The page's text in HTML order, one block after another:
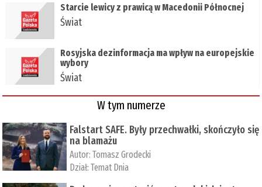
Starcie lewicy z prawicą w Macedonii Północnej
Świat
Rosyjska dezinformacja ma wpływ na europejskie
wybory
Świat
W tym numerze
Falstart SAFE. Były przechwałki, skończyło się
na blamażu
Autor:Tomasz Grodecki
Dział:Temat Dnia